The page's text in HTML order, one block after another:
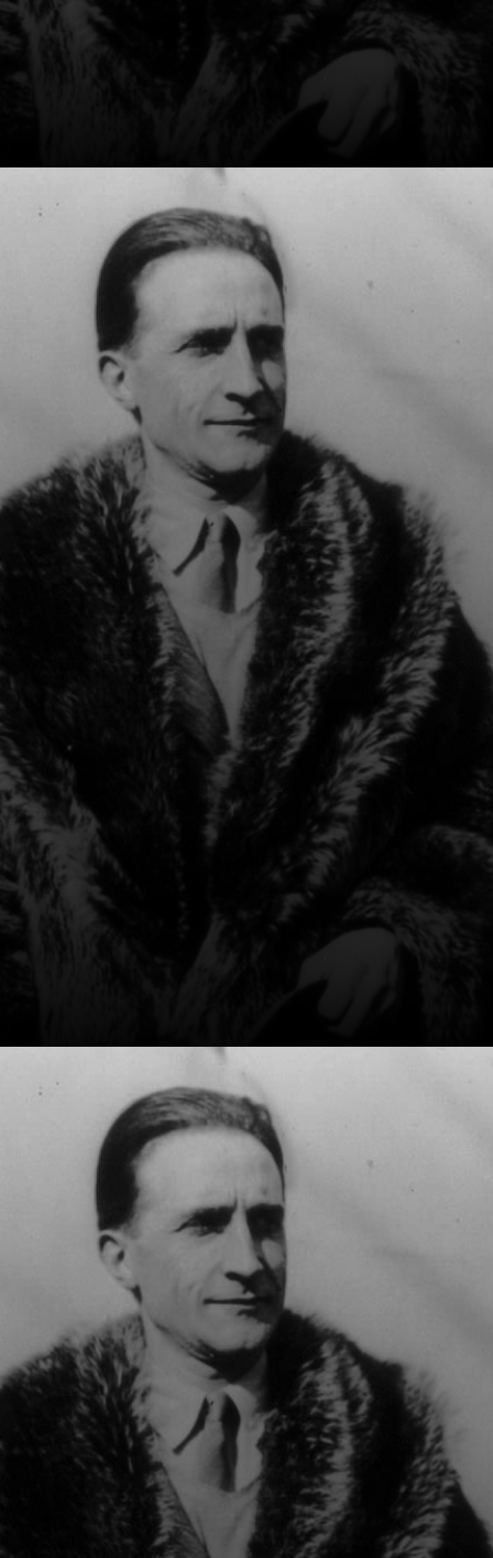
Duchamp s'est
retiré du circuit
artistique, mais
son influence
grandissante sur
les vagues
successives des
mouvements
d'avant-garde du
XXe siècle est
palpable.
Sa quête de ce qui
confère à une
œuvre son statut
d'« art » est un
thème récurrent
dans sa démarche
artistique.